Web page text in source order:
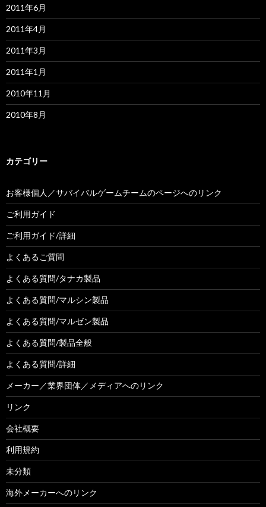
2011年6月
2011年4月
2011年3月
2011年1月
2010年11月
2010年8月
カテゴリー
お客様個人／サバイバルゲームチームのページへのリンク
ご利用ガイド
ご利用ガイド/詳細
よくあるご質問
よくある質問/タナカ製品
よくある質問/マルシン製品
よくある質問/マルゼン製品
よくある質問/製品全般
よくある質問/詳細
メーカー／業界団体／メディアへのリンク
リンク
会社概要
利用規約
未分類
海外メーカーへのリンク